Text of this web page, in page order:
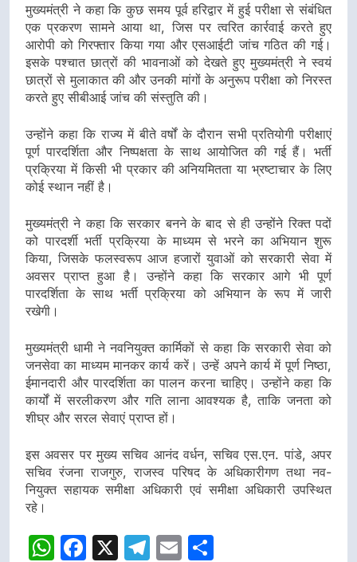
मुख्यमंत्री ने कहा कि कुछ समय पूर्व हरिद्वार में हुई परीक्षा से संबंधित
एक प्रकरण सामने आया था, जिस पर त्वरित कार्रवाई करते हुए
आरोपी को गिरफ्तार किया गया और एसआईटी जांच गठित की गई।
इसके पश्चात छात्रों की भावनाओं को देखते हुए मुख्यमंत्री ने स्वयं
छात्रों से मुलाकात की और उनकी मांगों के अनुरूप परीक्षा को निरस्त
करते हुए सीबीआई जांच की संस्तुति की।
उन्होंने कहा कि राज्य में बीते वर्षों के दौरान सभी प्रतियोगी परीक्षाएं
पूर्ण पारदर्शिता और निष्पक्षता के साथ आयोजित की गई हैं। भर्ती
प्रक्रिया में किसी भी प्रकार की अनियमितता या भ्रष्टाचार के लिए
कोई स्थान नहीं है।
मुख्यमंत्री ने कहा कि सरकार बनने के बाद से ही उन्होंने रिक्त पदों
को पारदर्शी भर्ती प्रक्रिया के माध्यम से भरने का अभियान शुरू
किया, जिसके फलस्वरूप आज हजारों युवाओं को सरकारी सेवा में
अवसर प्राप्त हुआ है। उन्होंने कहा कि सरकार आगे भी पूर्ण
पारदर्शिता के साथ भर्ती प्रक्रिया को अभियान के रूप में जारी
रखेगी।
मुख्यमंत्री धामी ने नवनियुक्त कार्मिकों से कहा कि सरकारी सेवा को
जनसेवा का माध्यम मानकर कार्य करें। उन्हें अपने कार्य में पूर्ण निष्ठा,
ईमानदारी और पारदर्शिता का पालन करना चाहिए। उन्होंने कहा कि
कार्यों में सरलीकरण और गति लाना आवश्यक है, ताकि जनता को
शीघ्र और सरल सेवाएं प्राप्त हों।
इस अवसर पर मुख्य सचिव आनंद वर्धन, सचिव एस.एन. पांडे, अपर
सचिव रंजना राजगुरु, राजस्व परिषद के अधिकारीगण तथा नव-
नियुक्त सहायक समीक्षा अधिकारी एवं समीक्षा अधिकारी उपस्थित
रहे।
WhatsApp
Facebook
X Telegram
Email